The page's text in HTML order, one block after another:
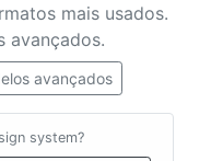
mais usados.
avançados.
avançados
system?